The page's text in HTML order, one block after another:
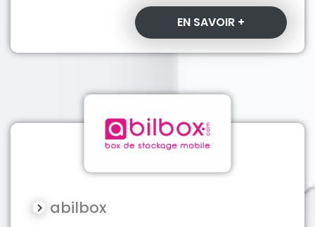
EN SAVOIR +
abilbox